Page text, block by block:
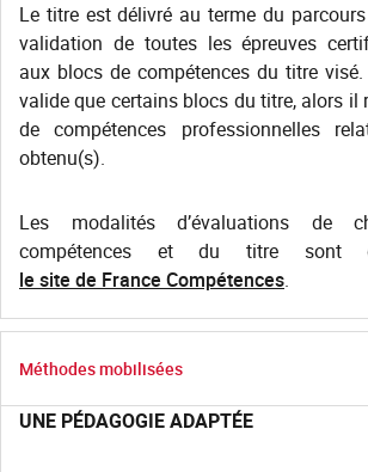
Le titre est délivré au terme du
validation de toutes les épreuves
aux blocs de compétences du titre visé.
valide que certains blocs du titre, alors
de compétences professionnelles
obtenu(s).
Les modalités d’évaluations de
compétences et du titre sont
le site de France Compétences.
Méthodes mobilisées
UNE PÉDAGOGIE ADAPTÉE